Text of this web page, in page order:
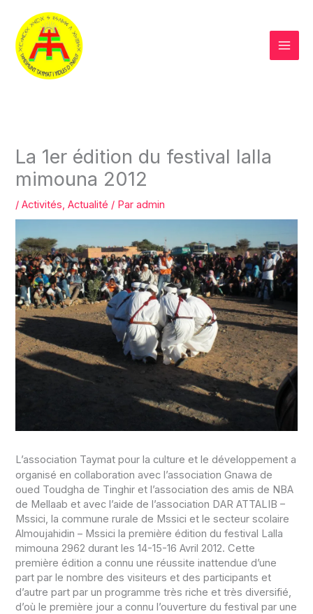
contenu
La 1er édition du festival lalla
mimouna 2012
/Activités,Actualité / Paradmin
L’association Taymat pour la culture et le développement a
organisé en collaboration avec l’association Gnawa de
oued Toudgha de Tinghir et l’association des amis de NBA
de Mellaab et avec l’aide de l’association DAR ATTALIB –
Mssici, la commune rurale de Mssici et le secteur scolaire
Almoujahidin – Mssici la première édition du festival Lalla
mimouna 2962 durant les 14-15-16 Avril 2012. Cette
première édition a connu une réussite inattendue d’une
part par le nombre des visiteurs et des participants et
d’autre part par un programme très riche et très diversifié,
d’où le première jour a connu l’ouverture du festival par une